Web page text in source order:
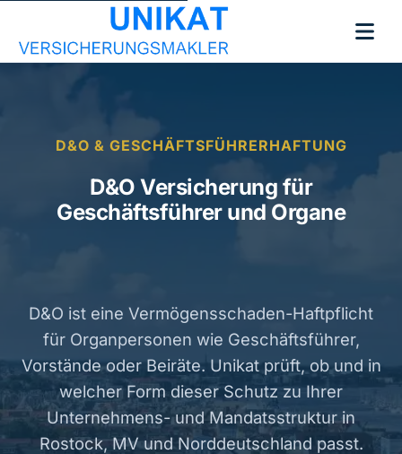
D&O & GESCHÄFTSFÜHRERHAFTUNG
D&O Versicherung für
Geschäftsführer und Organe
D&O ist eine Vermögensschaden-Haftpflicht
für Organpersonen wie Geschäftsführer,
Vorstände oder Beiräte. Unikat prüft, ob und in
welcher Form dieser Schutz zu Ihrer
Unternehmens- und Mandatsstruktur in
Rostock, MV und Norddeutschland passt.